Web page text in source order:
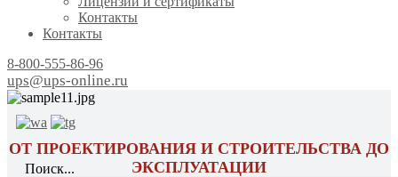
Контакты
Контакты
8-800-555-86-96
ups@ups-online.ru
ОТ ПРОЕКТИРОВАНИЯ И СТРОИТЕЛЬСТВА ДО
ЭКСПЛУАТАЦИИ
Поиск...